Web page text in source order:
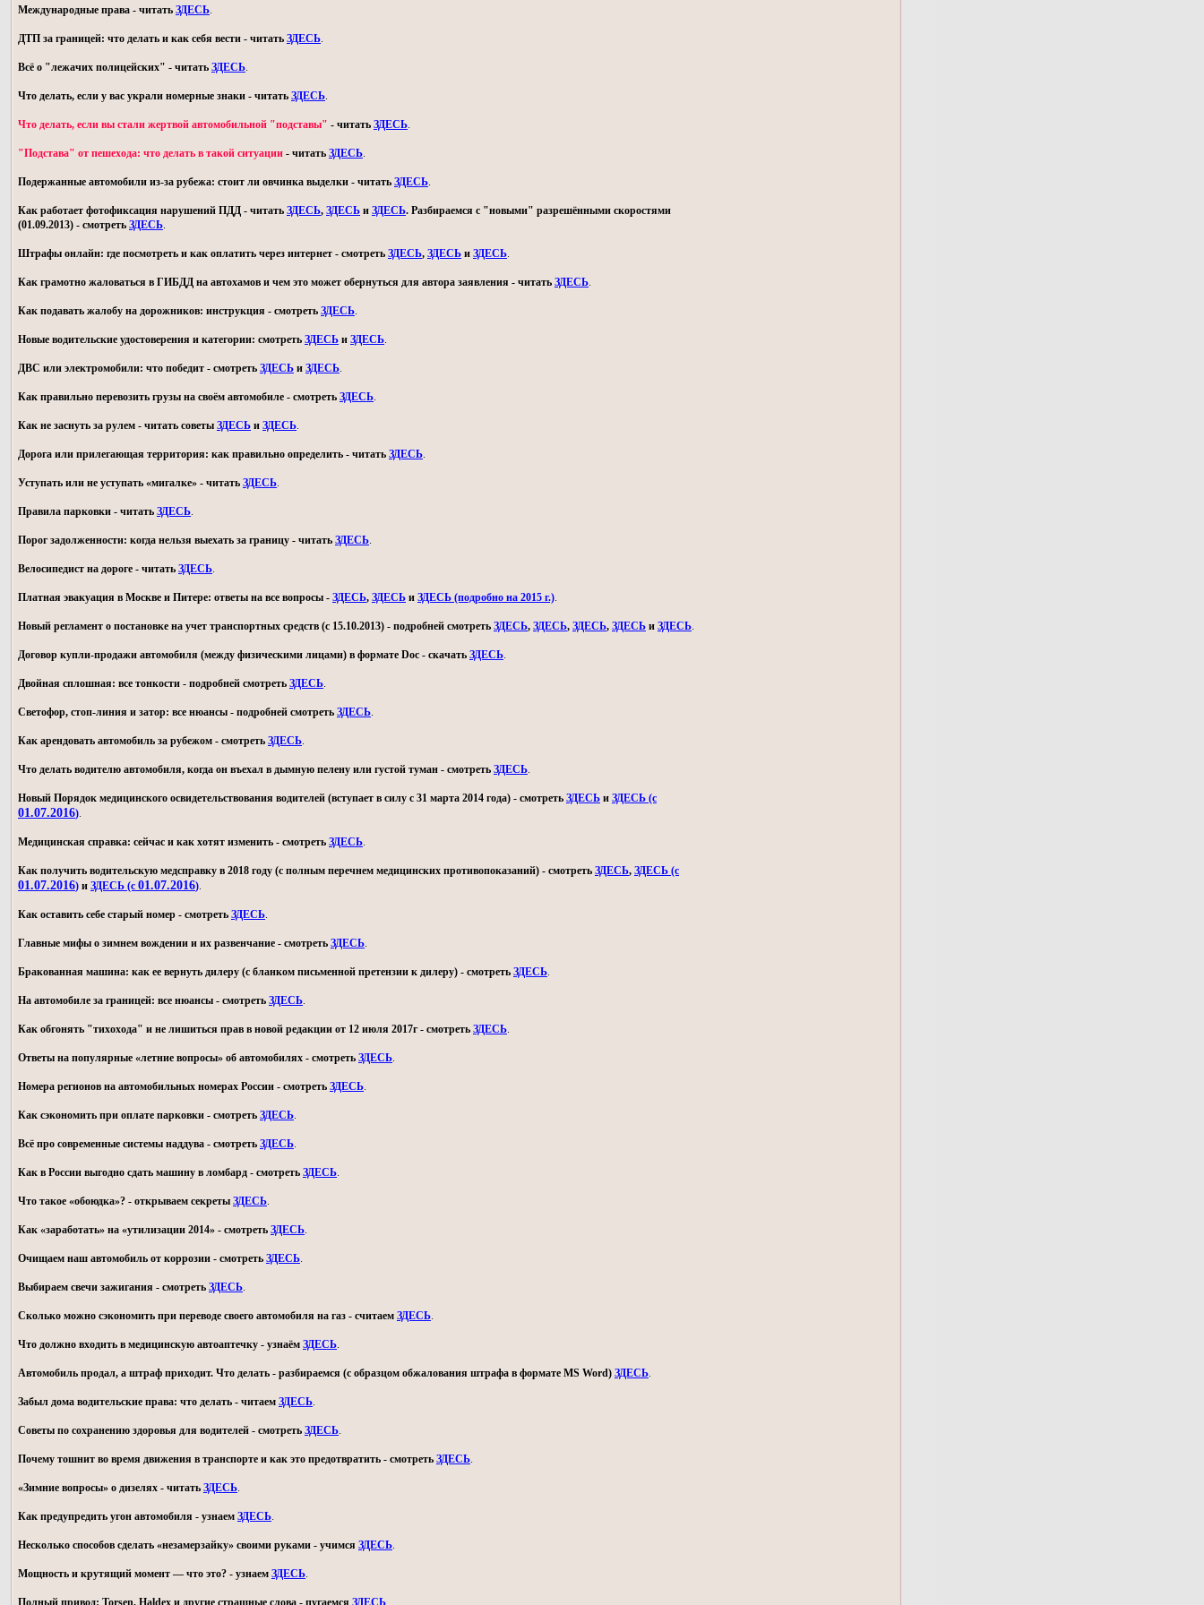
Международные права - читать ЗДЕСЬ.
ДТП за границей: что делать и как себя вести - читать ЗДЕСЬ.
Всё о "лежачих полицейских" - читать ЗДЕСЬ.
Что делать, если у вас украли номерные знаки - читать ЗДЕСЬ.
Что делать, если вы стали жертвой автомобильной "подставы" - читать ЗДЕСЬ.
"Подстава" от пешехода: что делать в такой ситуации - читать ЗДЕСЬ.
Подержанные автомобили из-за рубежа: стоит ли овчинка выделки - читать ЗДЕСЬ.
Как работает фотофиксация нарушений ПДД - читать ЗДЕСЬ, ЗДЕСЬ и ЗДЕСЬ. Разбираемся с "новыми" разрешёнными скоростями
(01.09.2013) - смотреть ЗДЕСЬ.
Штрафы онлайн: где посмотреть и как оплатить через интернет - смотреть ЗДЕСЬ, ЗДЕСЬ и ЗДЕСЬ.
Как грамотно жаловаться в ГИБДД на автохамов и чем это может обернуться для автора заявления - читать ЗДЕСЬ.
Как подавать жалобу на дорожников: инструкция - смотреть ЗДЕСЬ.
Новые водительские удостоверения и категории: смотреть ЗДЕСЬ и ЗДЕСЬ.
ДВС или электромобили: что победит - смотреть ЗДЕСЬ и ЗДЕСЬ.
Как правильно перевозить грузы на своём автомобиле - смотреть ЗДЕСЬ.
Как не заснуть за рулем - читать советы ЗДЕСЬ и ЗДЕСЬ.
Дорога или прилегающая территория: как правильно определить - читать ЗДЕСЬ.
Уступать или не уступать «мигалке» - читать ЗДЕСЬ.
Правила парковки - читать ЗДЕСЬ.
Порог задолженности: когда нельзя выехать за границу - читать ЗДЕСЬ.
Велосипедист на дороге - читать ЗДЕСЬ.
Платная эвакуация в Москве и Питере: ответы на все вопросы - ЗДЕСЬ, ЗДЕСЬ и ЗДЕСЬ (подробно на 2015 г.).
Новый регламент о постановке на учет транспортных средств (с 15.10.2013) - подробней смотреть ЗДЕСЬ, ЗДЕСЬ, ЗДЕСЬ, ЗДЕСЬ и ЗДЕСЬ.
Договор купли-продажи автомобиля (между физическими лицами) в формате Doc - скачать ЗДЕСЬ.
Двойная сплошная: все тонкости - подробней смотреть ЗДЕСЬ.
Светофор, стоп-линия и затор: все нюансы - подробней смотреть ЗДЕСЬ.
Как арендовать автомобиль за рубежом - смотреть ЗДЕСЬ.
Что делать водителю автомобиля, когда он въехал в дымную пелену или густой туман - смотреть ЗДЕСЬ.
Новый Порядок медицинского освидетельствования водителей (вступает в силу с 31 марта 2014 года) - смотреть ЗДЕСЬ и ЗДЕСЬ (с
01.07.2016).
Медицинская справка: сейчас и как хотят изменить - смотреть ЗДЕСЬ.
Как получить водительскую медсправку в 2018 году (с полным перечнем медицинских противопоказаний) - смотреть ЗДЕСЬ, ЗДЕСЬ (с
01.07.2016) и ЗДЕСЬ (с 01.07.2016).
Как оставить себе старый номер - смотреть ЗДЕСЬ.
Главные мифы о зимнем вождении и их развенчание - смотреть ЗДЕСЬ.
Бракованная машина: как ее вернуть дилеру (с бланком письменной претензии к дилеру) - смотреть ЗДЕСЬ.
На автомобиле за границей: все нюансы - смотреть ЗДЕСЬ.
Как обгонять "тихохода" и не лишиться прав в новой редакции от 12 июля 2017г - смотреть ЗДЕСЬ.
Ответы на популярные «летние вопросы» об автомобилях - смотреть ЗДЕСЬ.
Номера регионов на автомобильных номерах России - смотреть ЗДЕСЬ.
Как сэкономить при оплате парковки - смотреть ЗДЕСЬ.
Всё про современные системы наддува - смотреть ЗДЕСЬ.
Как в России выгодно сдать машину в ломбард - смотреть ЗДЕСЬ.
Что такое «обоюдка»? - открываем секреты ЗДЕСЬ.
Как «заработать» на «утилизации 2014» - смотреть ЗДЕСЬ.
Очищаем наш автомобиль от коррозии - смотреть ЗДЕСЬ.
Выбираем свечи зажигания - смотреть ЗДЕСЬ.
Сколько можно сэкономить при переводе своего автомобиля на газ - считаем ЗДЕСЬ.
Что должно входить в медицинскую автоаптечку - узнаём ЗДЕСЬ.
Автомобиль продал, а штраф приходит. Что делать - разбираемся (с образцом обжалования штрафа в формате MS Word) ЗДЕСЬ.
Забыл дома водительские права: что делать - читаем ЗДЕСЬ.
Советы по сохранению здоровья для водителей - смотреть ЗДЕСЬ.
Почему тошнит во время движения в транспорте и как это предотвратить - смотреть ЗДЕСЬ.
«Зимние вопросы» о дизелях - читать ЗДЕСЬ.
Как предупредить угон автомобиля - узнаем ЗДЕСЬ.
Несколько способов сделать «незамерзайку» своими руками - учимся ЗДЕСЬ.
Мощность и крутящий момент — что это? - узнаем ЗДЕСЬ.
Полный привод: Torsen, Haldex и другие страшные слова - пугаемся ЗДЕСЬ